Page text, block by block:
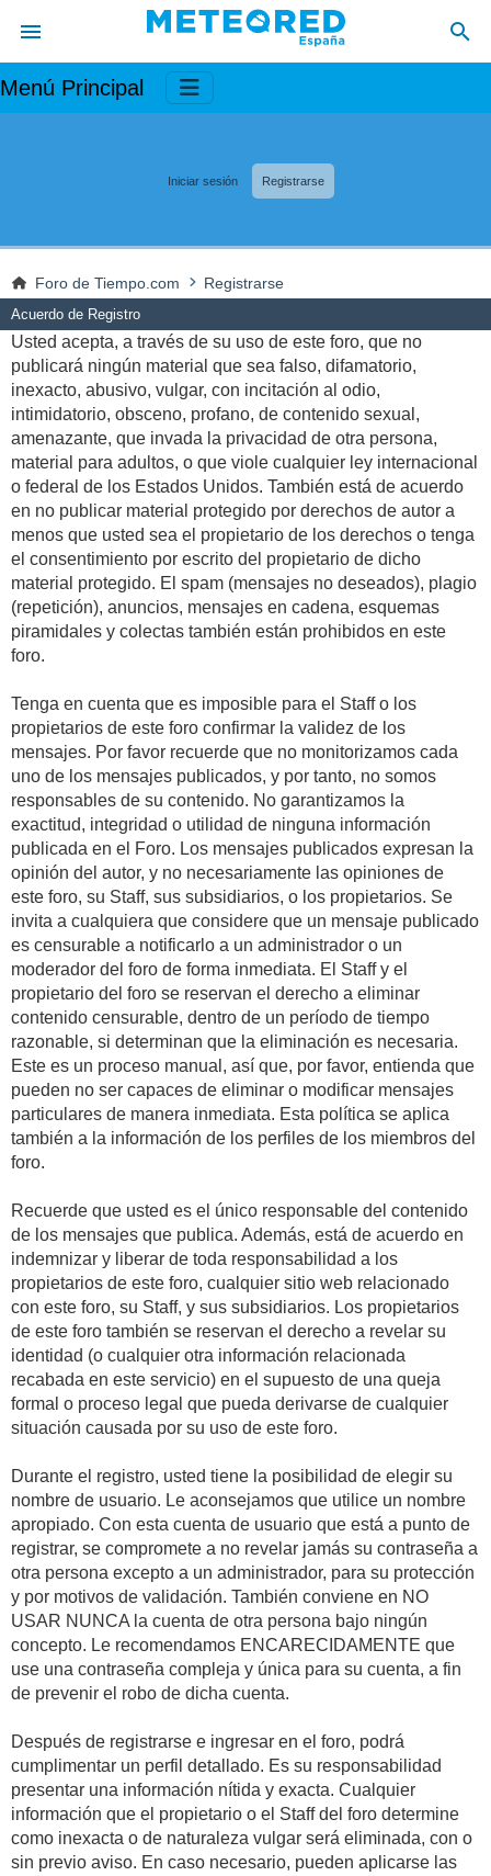
Menú Principal
Iniciar sesión Registrarse
Foro de Tiempo.com Registrarse
Acuerdo de Registro
Usted acepta, a través de su uso de este foro, que no
publicará ningún material que sea falso, difamatorio,
inexacto, abusivo, vulgar, con incitación al odio,
intimidatorio, obsceno, profano, de contenido sexual,
amenazante, que invada la privacidad de otra persona,
material para adultos, o que viole cualquier ley internacional
o federal de los Estados Unidos. También está de acuerdo
en no publicar material protegido por derechos de autor a
menos que usted sea el propietario de los derechos o tenga
el consentimiento por escrito del propietario de dicho
material protegido. El spam (mensajes no deseados), plagio
(repetición), anuncios, mensajes en cadena, esquemas
piramidales y colectas también están prohibidos en este
foro.
Tenga en cuenta que es imposible para el Staff o los
propietarios de este foro confirmar la validez de los
mensajes. Por favor recuerde que no monitorizamos cada
uno de los mensajes publicados, y por tanto, no somos
responsables de su contenido. No garantizamos la
exactitud, integridad o utilidad de ninguna información
publicada en el Foro. Los mensajes publicados expresan la
opinión del autor, y no necesariamente las opiniones de
este foro, su Staff, sus subsidiarios, o los propietarios. Se
invita a cualquiera que considere que un mensaje publicado
es censurable a notificarlo a un administrador o un
moderador del foro de forma inmediata. El Staff y el
propietario del foro se reservan el derecho a eliminar
contenido censurable, dentro de un período de tiempo
razonable, si determinan que la eliminación es necesaria.
Este es un proceso manual, así que, por favor, entienda que
pueden no ser capaces de eliminar o modificar mensajes
particulares de manera inmediata. Esta política se aplica
también a la información de los perfiles de los miembros del
foro.
Recuerde que usted es el único responsable del contenido
de los mensajes que publica. Además, está de acuerdo en
indemnizar y liberar de toda responsabilidad a los
propietarios de este foro, cualquier sitio web relacionado
con este foro, su Staff, y sus subsidiarios. Los propietarios
de este foro también se reservan el derecho a revelar su
identidad (o cualquier otra información relacionada
recabada en este servicio) en el supuesto de una queja
formal o proceso legal que pueda derivarse de cualquier
situación causada por su uso de este foro.
Durante el registro, usted tiene la posibilidad de elegir su
nombre de usuario. Le aconsejamos que utilice un nombre
apropiado. Con esta cuenta de usuario que está a punto de
registrar, se compromete a no revelar jamás su contraseña a
otra persona excepto a un administrador, para su protección
y por motivos de validación. También conviene en NO
USAR NUNCA la cuenta de otra persona bajo ningún
concepto. Le recomendamos ENCARECIDAMENTE que
use una contraseña compleja y única para su cuenta, a fin
de prevenir el robo de dicha cuenta.
Después de registrarse e ingresar en el foro, podrá
cumplimentar un perfil detallado. Es su responsabilidad
presentar una información nítida y exacta. Cualquier
información que el propietario o el Staff del foro determine
como inexacta o de naturaleza vulgar será eliminada, con o
sin previo aviso. En caso necesario, pueden aplicarse las